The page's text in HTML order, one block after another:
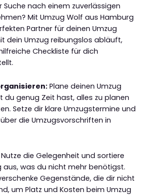
nach einem zuverlässigen
Mit Umzug Wolf aus Hamburg
Partner für deinen Umzug
dein Umzug reibungslos abläuft,
Checkliste für dich
Plane deinen Umzug
du genug Zeit hast, alles zu planen
Setze dir klare Umzugstermine und
die Umzugsvorschriften in
Nutze die Gelegenheit und sortiere
aus, was du nicht mehr benötigst.
Gegenstände, die dir nicht
um Platz und Kosten beim Umzug